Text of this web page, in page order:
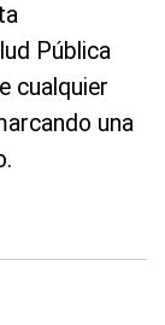
Pública
cualquier
una